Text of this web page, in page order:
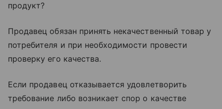
продукт?
Продавец обязан принять некачественный товар у
потребителя и при необходимости провести
проверку его качества.
Если продавец отказывается удовлетворить
требование либо возникает спор о качестве